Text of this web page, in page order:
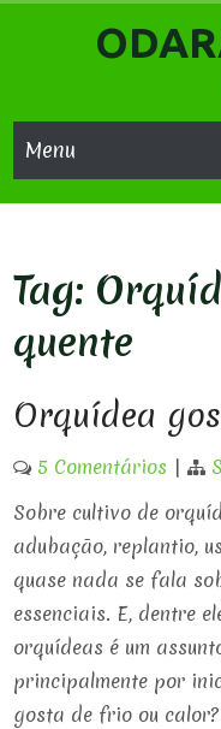
Menu
Tag:
quente
Orquídea
5 Comentários |
Sobre cultivo de
adubação, replantio,
quase nada se fala
essenciais. E, dentre
orquídeas é um
principalmente por
gosta de frio ou